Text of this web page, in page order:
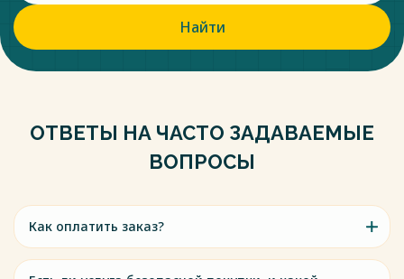
Найти
ОТВЕТЫ НА ЧАСТО ЗАДАВАЕМЫЕ
ВОПРОСЫ
Как оплатить заказ?